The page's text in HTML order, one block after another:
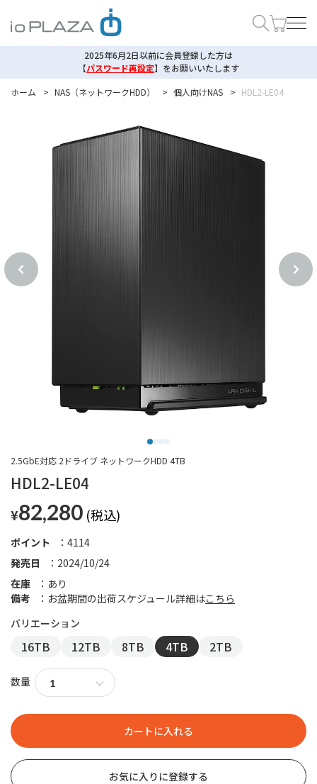
2025年6月2日以前に会員登録した方は
【パスワード再設定】 をお願いいたします
ホーム
> NAS（ネットワークHDD） > 個人向けNAS > HDL2-LE04
HDL2-LE04
2.5GbE対応 2ドライブ ネットワークHDD 4TB
¥82,280
発売日 2024/10/24
ポイント 4114
在庫
あり
備考
お盆期間の出荷スケジュール詳細はこちら
16TB 12TB 8TB 4TB 2TB
数量
お気に入りに登録する